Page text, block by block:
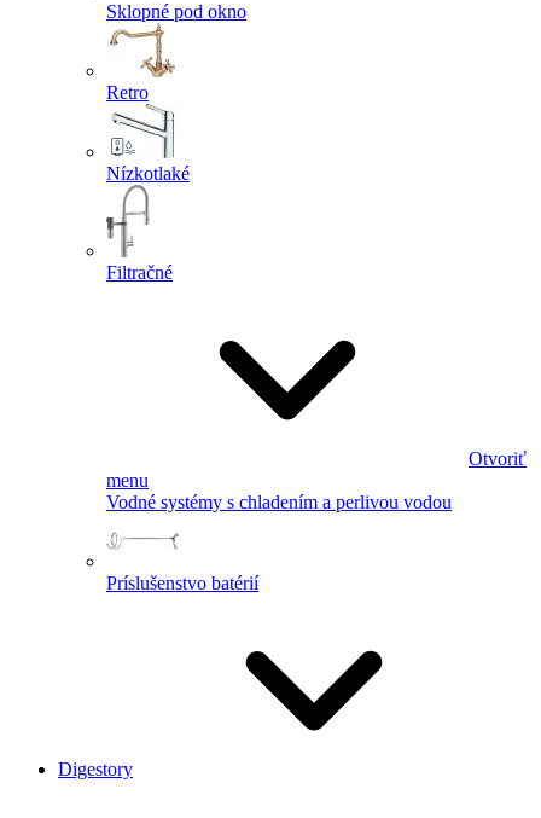
Sklopné pod okno
Retro
Nízkotlaké
Filtračné
Otvoriť
menu
Vodné systémy s chladením a perlivou vodou
Príslušenstvo batérií
Digestory